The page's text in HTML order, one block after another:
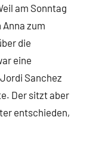
am Sonntag
zum
die
eine
Sanchez
Der sitzt aber
entschieden,